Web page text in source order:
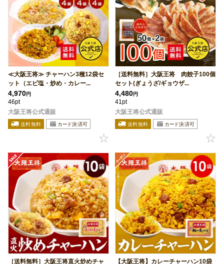
≪大阪王将≫ チャーハン3種12袋セ
ット（エビ塩・炒め・カレー...
4,970円
46pt
大阪王将公式通販
［送料無料］大阪王将 肉餃子100個
セット(ぎょうざ/ギョウザ...
4,480円
41pt
大阪王将公式通販
［送料無料］大阪王将直火炒めチャ
【大阪王将】カレーチャーハン10袋